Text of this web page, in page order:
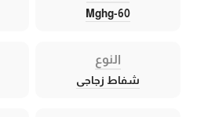
Mghg-60
النوع
شفاط زجاجى